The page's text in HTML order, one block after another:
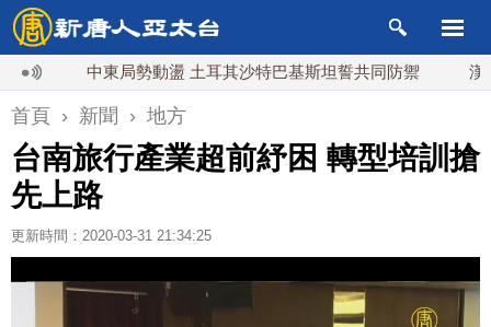
中東局勢動盪 土耳其沙特巴基斯坦誓共同防禦 漢光實兵
首頁 › 新聞 › 地方
台南旅行產業超前紓困 轉型培訓搶
先上路
更新時間：2020-03-31 21:34:25